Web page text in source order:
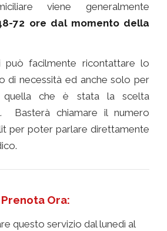
viene generalmente
72 ore dal momento della
può facilmente ricontattare lo
di necessità ed anche solo per
che è stata la scelta
Basterà chiamare il numero
per poter parlare direttamente
Prenota Ora:
questo servizio dal lunedì al